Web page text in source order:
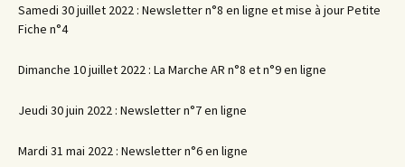
Samedi 30 juillet 2022 : Newsletter n°8 en ligne et mise à jour Petite
Fiche n°4
Dimanche 10 juillet 2022 : La Marche AR n°8 et n°9 en ligne
Jeudi 30 juin 2022 : Newsletter n°7 en ligne
Mardi 31 mai 2022 : Newsletter n°6 en ligne